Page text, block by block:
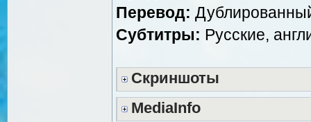
Перевод:
Субтитры: Русские,
Скриншоты
MediaInfo